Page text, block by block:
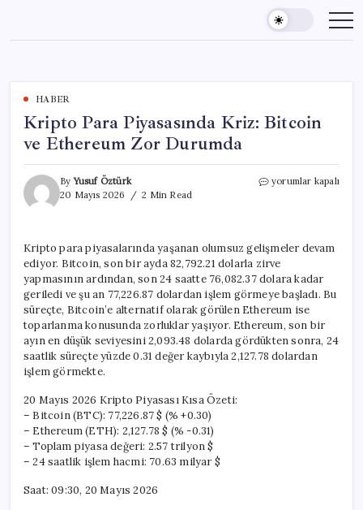
content
HABER
Kripto Para Piyasasında Kriz: Bitcoin
ve Ethereum Zor Durumda
ByYusuf Öztürk
20 Mayıs 2026
2 Min Read
Kripto
ve
Ethereum
Zor
Durumda
yorumlar kapalı
Kripto para piyasalarında yaşanan olumsuz gelişmeler devam
ediyor. Bitcoin, son bir ayda 82,792.21 dolarla zirve
yapmasının ardından, son 24 saatte 76,082.37 dolara kadar
geriledi ve şu an 77,226.87 dolardan işlem görmeye başladı. Bu
süreçte, Bitcoin’e alternatif olarak görülen Ethereum ise
toparlanma konusunda zorluklar yaşıyor. Ethereum, son bir
ayın en düşük seviyesini 2,093.48 dolarda gördükten sonra, 24
saatlik süreçte yüzde 0.31 değer kaybıyla 2,127.78 dolardan
işlem görmekte.
20 Mayıs 2026 Kripto Piyasası Kısa Özeti:
– Bitcoin (BTC): 77,226.87 $ (% +0.30)
– Ethereum (ETH): 2,127.78 $ (% -0.31)
– Toplam piyasa değeri: 2.57 trilyon $
– 24 saatlik işlem hacmi: 70.63 milyar $
Saat: 09:30, 20 Mayıs 2026